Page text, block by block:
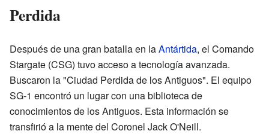
Perdida
Después de una gran batalla en laAntártida, el Comando
Stargate (CSG) tuvo acceso a tecnología avanzada.
Buscaron la "Ciudad Perdida de los Antiguos". El equipo
SG-1 encontró un lugar con una biblioteca de
conocimientos de los Antiguos. Esta información se
transfirió a la mente del Coronel Jack O'Neill.